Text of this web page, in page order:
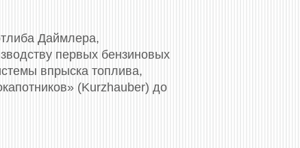
Даймлера,
первых бензиновых
впрыска топлива,
(Kurzhauber) до